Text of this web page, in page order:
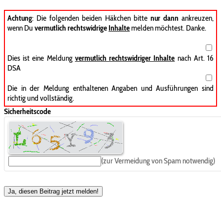
Achtung: Die folgenden beiden Häkchen bitte nur dann ankreuzen,
wenn Du vermutlich rechtswidrige Inhaltemelden möchtest. Danke.
Dies ist eine Meldung vermutlich rechtswidriger Inhalte nach Art. 16
DSA
Die in der Meldung enthaltenen Angaben und Ausführungen sind
richtig und vollständig.
Sicherheitscode
(zur Vermeidung von Spam notwendig)
Ja, diesen Beitrag jetzt melden!